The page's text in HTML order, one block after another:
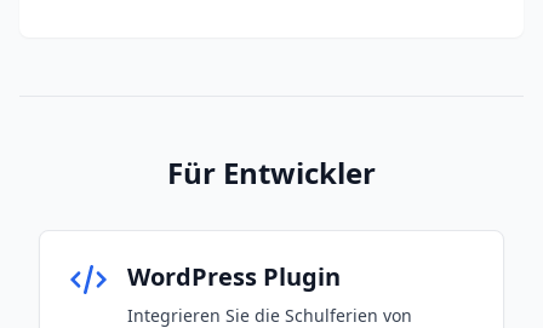
Für Entwickler
WordPress Plugin
Integrieren Sie die Schulferien von